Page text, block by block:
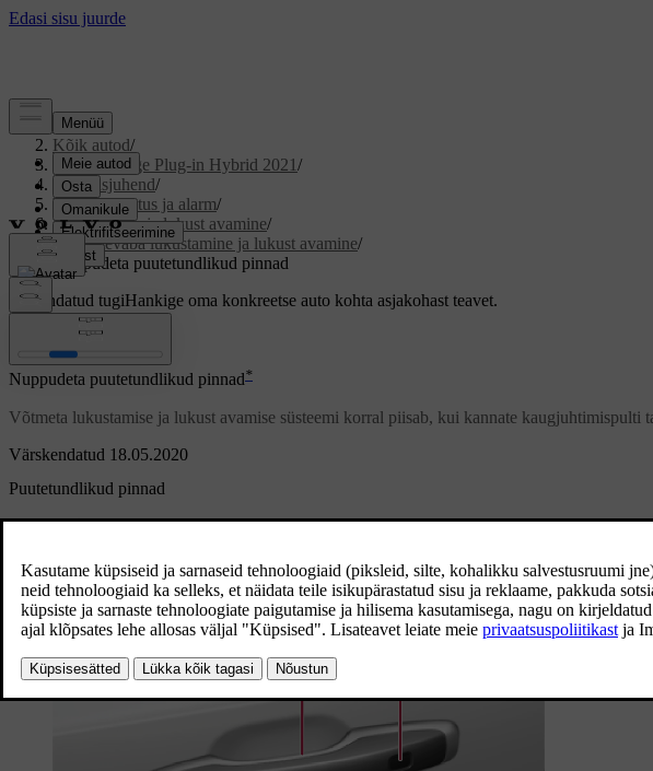
Tugi/
Kõik autod/
S90 Recharge Plug-in Hybrid 2021/
Kasutusjuhend/
Võti, lukuustus ja alarm/
Lukustamine ja lukust avamine/
Võtmevaba lukustamine ja lukust avamine/
Nuppudeta puutetundlikud pinnad
Kohandatud tugiHankige oma konkreetse auto kohta asjakohast teavet.
Logi sisse
Värskendatud 18.05.2020
Nuppudeta puutetundlikud pinnad*
Võtmeta lukustamise ja lukust avamise süsteemi korral piisab, kui kannate
Puutetundlikud pinnad
Ukse käepide
Uste välimised käepidemed sisaldavad lukustamiseks pilu, sisemine käepide seevastu